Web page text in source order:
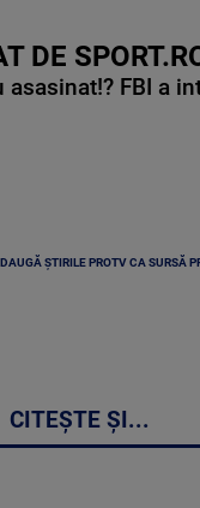
DE
FBI a
ȘTIRILE PROTV CA SURSĂ
CITEȘTE ȘI...